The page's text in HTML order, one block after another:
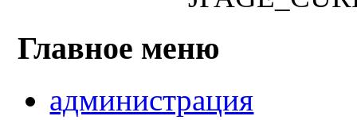
Главное меню
администрация